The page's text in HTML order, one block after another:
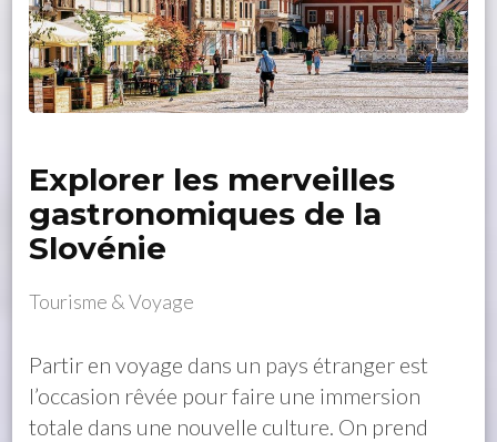
Explorer les merveilles
gastronomiques de la
Slovénie
Tourisme & Voyage
Partir en voyage dans un pays étranger est
l’occasion rêvée pour faire une immersion
totale dans une nouvelle culture. On prend